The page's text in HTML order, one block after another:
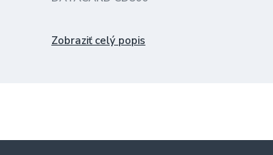
Zobraziť celý popis